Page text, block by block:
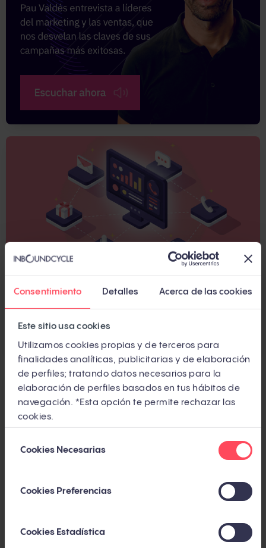
Consentimiento Detalles Acerca de las cookies
Este sitio usa cookies
Utilizamos cookies propias y de terceros para
finalidades analíticas, publicitarias y de elaboración
de perfiles; tratando datos necesarios para la
elaboración de perfiles basados en tus hábitos de
navegación. *Esta opción te permite rechazar las
cookies.
deCookies Necesarias
Cookies Preferencias
Cookies Estadística
Tácticas de account based marketing: plays
ABM probadas para B2B
Account-based marketing examples: casos